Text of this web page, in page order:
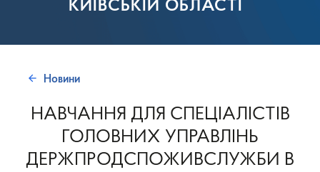
КИЇВСЬКІЙ ОБЛАСТІ
Новини
НАВЧАННЯ ДЛЯ СПЕЦІАЛІСТІВ
ГОЛОВНИХ УПРАВЛІНЬ
ДЕРЖПРОДСПОЖИВСЛУЖБИ В